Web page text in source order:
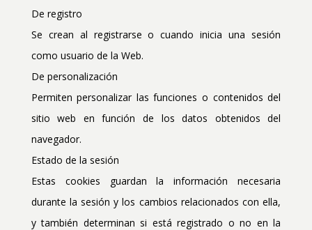
De registro
Se crean al registrarse o cuando inicia una sesión
como usuario de la Web.
De personalización
Permiten personalizar las funciones o contenidos del
sitio web en función de los datos obtenidos del
navegador.
Estado de la sesión
Estas cookies guardan la información necesaria
durante la sesión y los cambios relacionados con ella,
y también determinan si está registrado o no en la